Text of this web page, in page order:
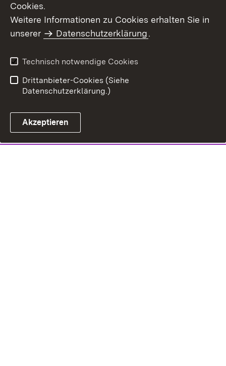
Cookies.
Weitere Informationen zu Cookies erhalten Sie in
unserer
Datenschutzerklärung.
Technisch notwendige Cookies
Drittanbieter-Cookies (Siehe
Datenschutzerklärung.)
Akzeptieren